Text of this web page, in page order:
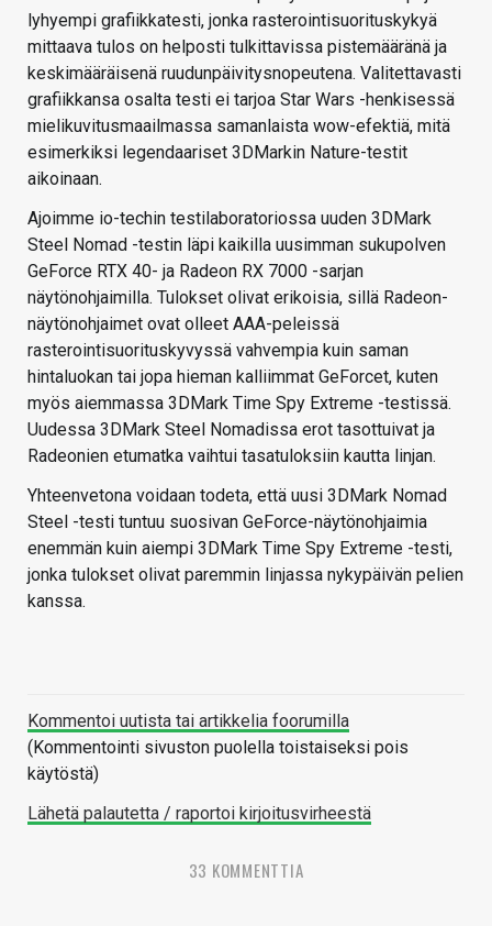
lyhyempi grafiikkatesti, jonka rasterointisuorituskykyä
mittaava tulos on helposti tulkittavissa pistemääränä ja
keskimääräisenä ruudunpäivitysnopeutena. Valitettavasti
grafiikkansa osalta testi ei tarjoa Star Wars -henkisessä
mielikuvitusmaailmassa samanlaista wow-efektiä, mitä
esimerkiksi legendaariset 3DMarkin Nature-testit
aikoinaan.
Ajoimme io-techin testilaboratoriossa uuden 3DMark
Steel Nomad -testin läpi kaikilla uusimman sukupolven
GeForce RTX 40- ja Radeon RX 7000 -sarjan
näytönohjaimilla. Tulokset olivat erikoisia, sillä Radeon-
näytönohjaimet ovat olleet AAA-peleissä
rasterointisuorituskyvyssä vahvempia kuin saman
hintaluokan tai jopa hieman kalliimmat GeForcet, kuten
myös aiemmassa 3DMark Time Spy Extreme -testissä.
Uudessa 3DMark Steel Nomadissa erot tasottuivat ja
Radeonien etumatka vaihtui tasatuloksiin kautta linjan.
Yhteenvetona voidaan todeta, että uusi 3DMark Nomad
Steel -testi tuntuu suosivan GeForce-näytönohjaimia
enemmän kuin aiempi 3DMark Time Spy Extreme -testi,
jonka tulokset olivat paremmin linjassa nykypäivän pelien
kanssa.
Kommentoi uutista tai artikkelia foorumilla
(Kommentointi sivuston puolella toistaiseksi pois
käytöstä)
Lähetä palautetta / raportoi kirjoitusvirheestä
33 KOMMENTTIA